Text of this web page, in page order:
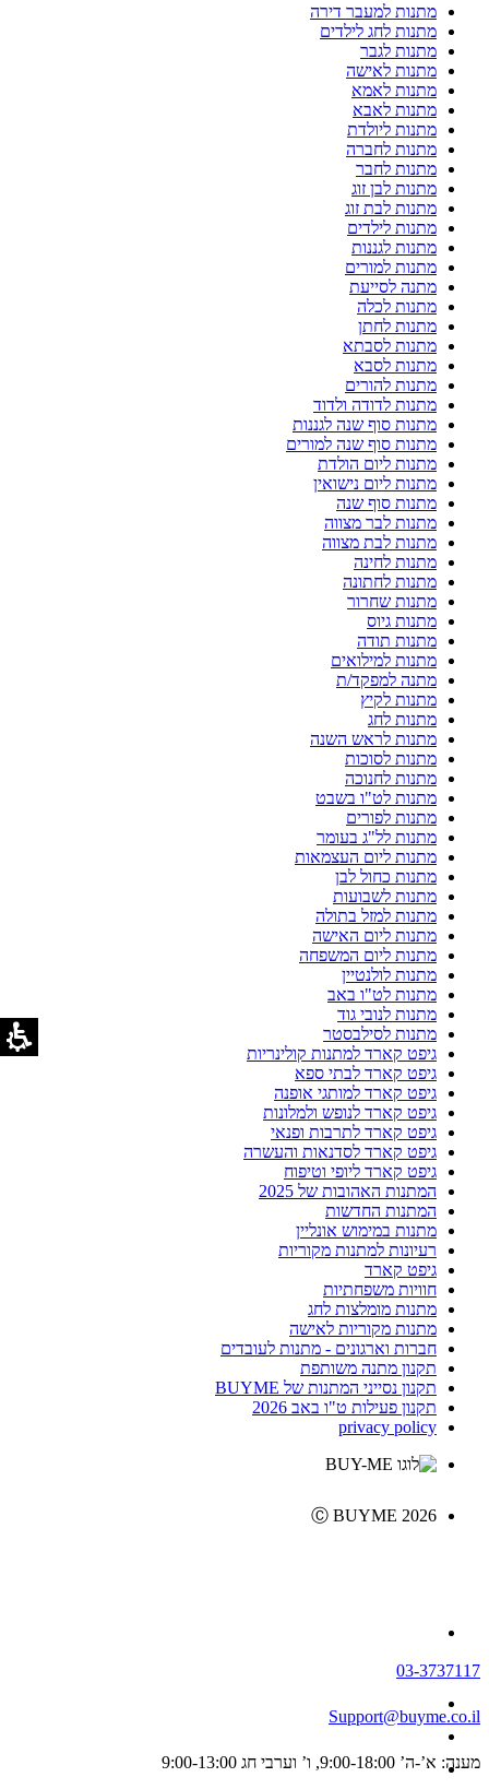
מתנות למעבר דירה
מתנות לחג לילדים
מתנות לגבר
מתנות לאישה
מתנות לאמא
מתנות לאבא
מתנות ליולדת
מתנות לחברה
מתנות לחבר
מתנות לבן זוג
מתנות לבת זוג
מתנות לילדים
מתנות לגננות
מתנות למורים
מתנה לסייעת
מתנות לכלה
מתנות לחתן
מתנות לסבתא
מתנות לסבא
מתנות להורים
מתנות לדודה ולדוד
מתנות סוף שנה לגננות
מתנות סוף שנה למורים
מתנות ליום הולדת
מתנות ליום נישואין
מתנות סוף שנה
מתנות לבר מצווה
מתנות לבת מצווה
מתנות לחינה
מתנות לחתונה
מתנות שחרור
מתנות גיוס
מתנות תודה
מתנות למילואים
מתנה למפקד/ת
מתנות לקיץ
מתנות לחג
מתנות לראש השנה
מתנות לסוכות
מתנות לחנוכה
מתנות לט"ו בשבט
מתנות לפורים
מתנות לל"ג בעומר
מתנות ליום העצמאות
מתנות כחול לבן
מתנות לשבועות
מתנות למזל בתולה
מתנות ליום האישה
מתנות ליום המשפחה
מתנות לולנטיין
מתנות לט"ו באב
מתנות לנובי גוד
מתנות לסילבסטר
גיפט קארד למתנות קולינריות
גיפט קארד לבתי ספא
גיפט קארד למותגי אופנה
גיפט קארד לנופש ולמלונות
גיפט קארד לתרבות ופנאי
גיפט קארד לסדנאות והעשרה
גיפט קארד ליופי וטיפוח
המתנות האהובות של 2025
המתנות החדשות
מתנות במימוש אונליין
רעיונות למתנות מקוריות
גיפט קארד
חוויות משפחתיות
מתנות מומלצות לחג
מתנות מקוריות לאישה
חברות וארגונים - מתנות לעובדים
תקנון מתנה משותפת
תקנון נסייני המתנות של BUYME
תקנון פעילות ט"ו באב 2026
privacy policy
Ⓒ BUYME 2026
03-3737117
Support@buyme.co.il
מענה: א’-ה’ 9:00-18:00, ו’ וערבי חג 9:00-13:00